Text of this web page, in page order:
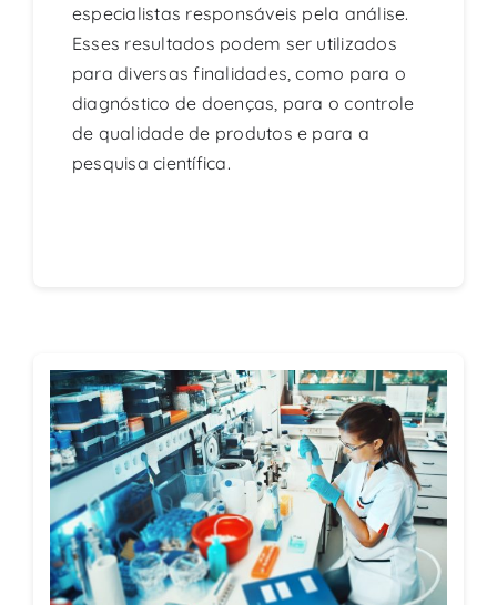
especialistas responsáveis pela análise.
Esses resultados podem ser utilizados
para diversas finalidades, como para o
diagnóstico de doenças, para o controle
de qualidade de produtos e para a
pesquisa científica.